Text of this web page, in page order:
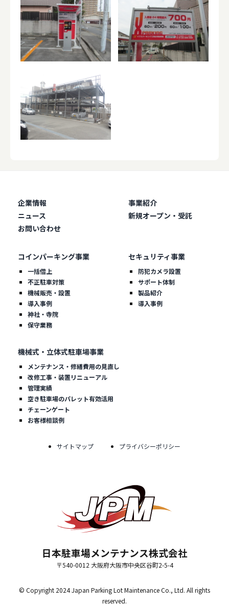
日本駐車場メンテナンス株式会社
〒540-0012 大阪府大阪市中央区谷町2-5-4
企業情報
事業紹介
ニュース
新規オープン・受託
お問い合わせ
コインパーキング事業
一括借上
不正駐車対策
機械販売・設置
導入事例
神社・寺院
保守業務
セキュリティ事業
防犯カメラ設置
サポート体制
製品紹介
導入事例
機械式・立体式駐車場事業
メンテナンス・修繕費用の見直し
改修工事・装置リニューアル
管理実績
空き駐車場のパレット有効活用
チェーンゲート
お客様相談例
サイトマップ プライバシーポリシー
© Copyright 2024 Japan Parking Lot Maintenance Co., Ltd. All rights
reserved.